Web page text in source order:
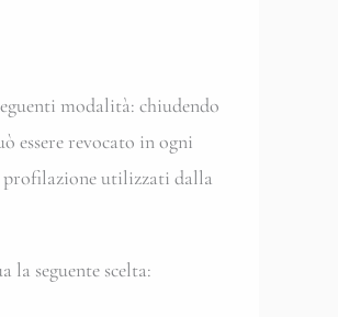
modalità: chiudendo
essere revocato in ogni
profilazione utilizzati dalla
seguente scelta: